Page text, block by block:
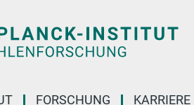
FORSCHUNG KARRIERE